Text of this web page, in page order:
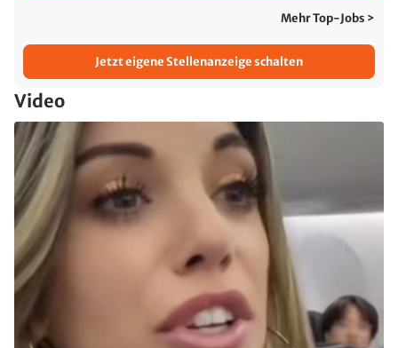
Mehr Top-Jobs >
Jetzt eigene Stellenanzeige schalten
Video